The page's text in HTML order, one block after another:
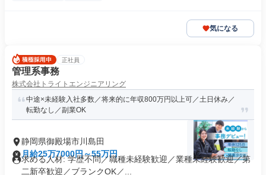
気になる
正社員
管理系事務
株式会社トライトエンジニアリング
中途×未経験入社多数／将来的に年収800万円以上可／土日休み／
転勤なし／副業OK
静岡県御殿場市川島田
月給25万7000円～55万円
求める人材: 学歴不問／職種未経験歓迎／業種未経験歓迎／第
二新卒歓迎／ブランクOK／...